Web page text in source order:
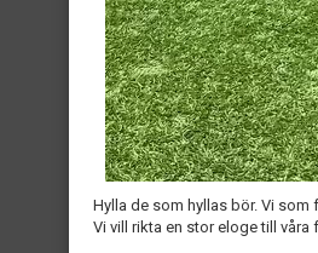
Hylla de som hyllas bör. Vi
Vi vill rikta en stor eloge till våra